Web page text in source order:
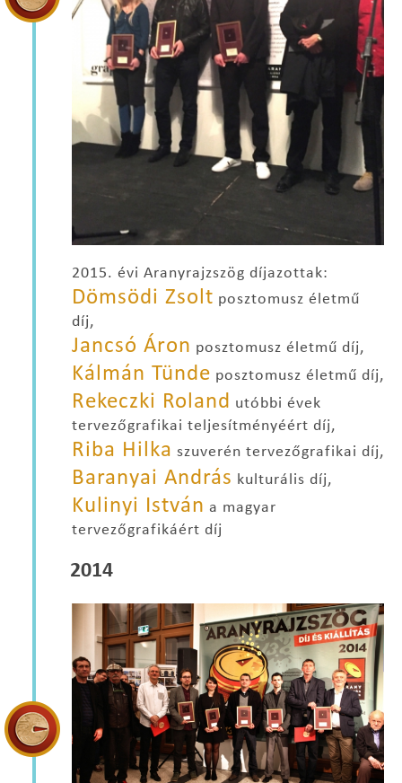
2015. évi Aranyrajzszög díjazottak:
Dömsödi Zsolt posztomusz életmű
díj,
Jancsó Áron posztomusz életmű díj,
Kálmán Tünde posztomusz életmű díj,
Rekeczki Roland utóbbi évek
tervezőgrafikai teljesítményéért díj,
Riba Hilka szuverén tervezőgrafikai díj,
Baranyai András kulturális díj,
Kulinyi István a magyar
tervezőgrafikáért díj
2014